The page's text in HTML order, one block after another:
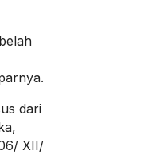
dari
XII/